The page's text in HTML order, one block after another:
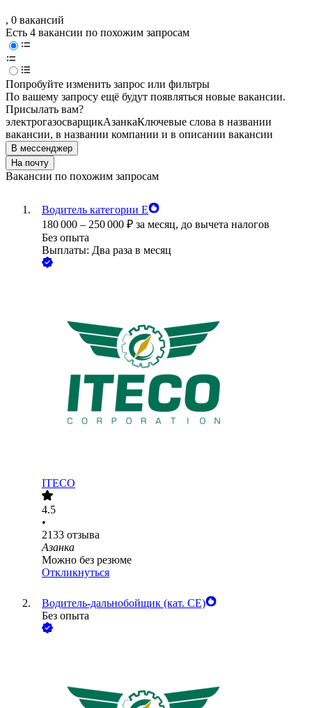
, 0 вакансий
Есть 4 вакансии по похожим запросам
Попробуйте изменить запрос или фильтры
По вашему запросу ещё будут появляться новые вакансии.
Присылать вам?
электрогазосварщикАзанкаКлючевые слова в названии
вакансии, в названии компании и в описании вакансии
В мессенджер
На почту
Вакансии по похожим запросам
Водитель категории Е
180 000 – 250 000 ₽ за месяц, до вычета налогов
Без опыта
Выплаты: Два раза в месяц
ITECO
4.5
•
2133 отзыва
Азанка
Можно без резюме
Откликнуться
Водитель-дальнобойщик (кат. CE)
Без опыта